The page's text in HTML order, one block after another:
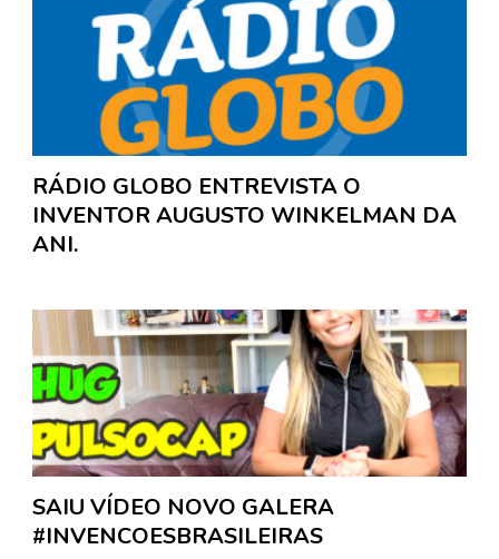
RÁDIO GLOBO ENTREVISTA O
INVENTOR AUGUSTO WINKELMAN DA
ANI.
SAIU VÍDEO NOVO GALERA
#INVENCOESBRASILEIRAS